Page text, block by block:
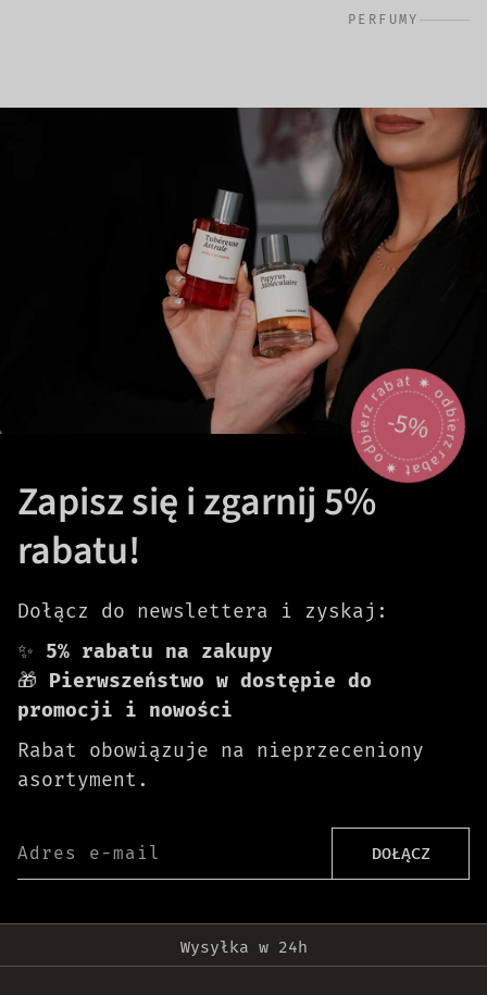
PERFUMY
odbierz rabat 🟎 odbierz rabat 🟎
-5%
Zapisz się i zgarnij 5%
rabatu!
Dołącz do newslettera i zyskaj:
✨ 5% rabatu na zakupy
🎁 Pierwszeństwo w dostępie do
promocji i nowości
Rabat obowiązuje na nieprzeceniony
asortyment.
Adres e-mail DOŁĄCZ
Wysyłka w 24h